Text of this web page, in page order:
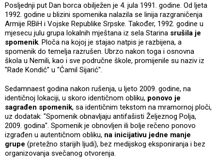
Posljednji put Dan borca obilježen je 4. jula 1991. godine. Od ljeta
1992. godine u blizini spomenika nalazila se linija razgraničenja
Armije RBiH i Vojske Republike Srpske. Također, 1992. godine u
mjesecu julu grupa lokalnih mještana iz sela Starina srušila je
spomenik. Ploča na kojoj je stajao natpis je razbijena, a
spomenik do temelja razrušen. Ubrzo nakon toga i osnovna
škola u Nemili, kao i sve područne škole, promijenile su naziv iz
"Rade Kondić" u "Ćamil Sijarić".
Sedamnaest godina nakon rušenja, u ljeto 2009. godine, na
identičnoj lokaciji, u skoro identičnom obliku, ponovo je
sagrađen spomenik, sa identičnim tekstom na mramornoj ploči,
uz dodatak: "Spomenik obnavljaju antifašisti Željeznog Polja,
2009. godina". Spomenik je obnovljen ili bolje rečeno ponovo
izgrađen u autentičnom obliku, na inicijativu jedne manje
grupe (pretežno starijih ljudi), bez medijskog eksponiranja i bez
organizovanja svečanog otvorenja.